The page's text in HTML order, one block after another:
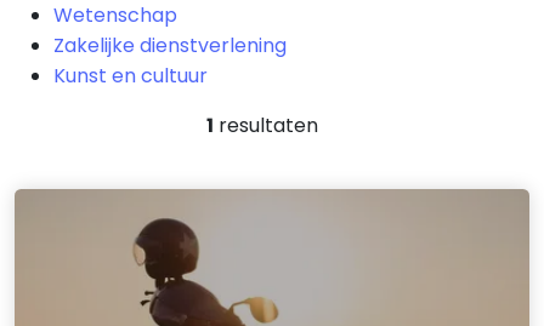
Wetenschap
Zakelijke dienstverlening
Kunst en cultuur
1 resultaten